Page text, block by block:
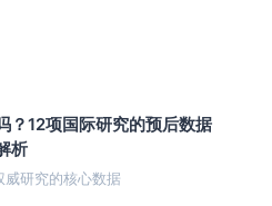
？12项国际研究的预后数据
析
威研究的核心数据